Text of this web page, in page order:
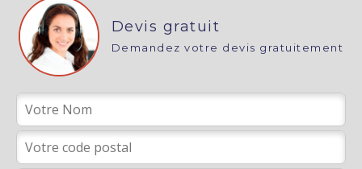
Devis gratuit
Demandez votre devis gratuitement